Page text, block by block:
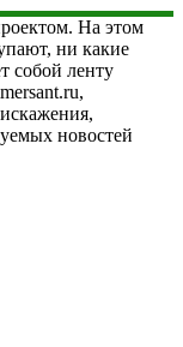
На этом
ни какие
собой ленту
новостей